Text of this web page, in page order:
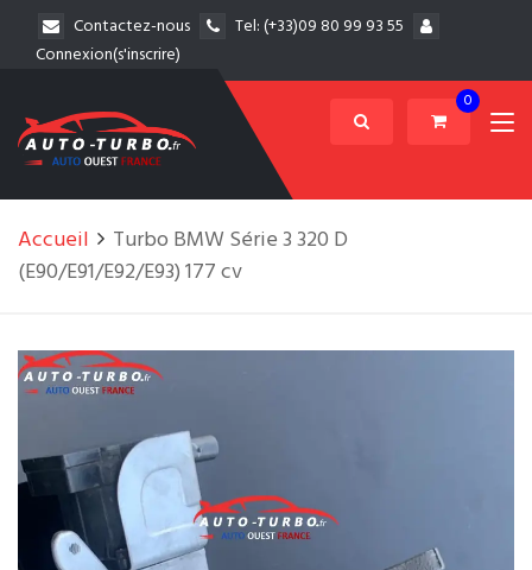
Contactez-nous Tel:(+33)09 80 99 93 55
Connexion(s'inscrire)
0
Accueil
Turbo BMW Série 3 320 D
(E90/E91/E92/E93) 177 cv